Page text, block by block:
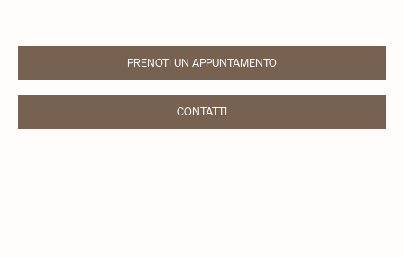
PRENOTI UN APPUNTAMENTO
LINK OPENS IN NEW TAB
CONTATTILINK OPENS IN NEW TAB